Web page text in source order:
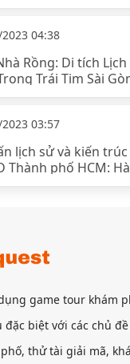
04:38
Rồng: Di tích
Trái Tim Sài
03:57
lịch sử và kiến
Thành phố HCM:
tour tham quan
game tour khám
biệt với các chủ
thử tài giải mã,